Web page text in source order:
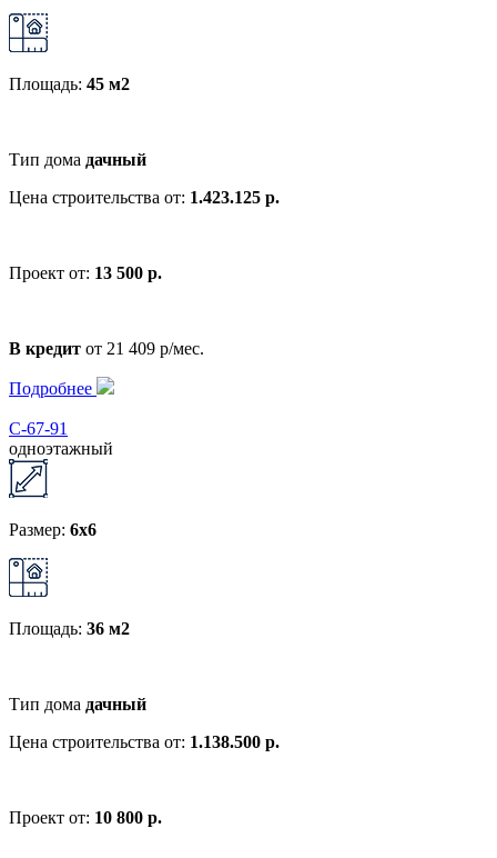
Площадь: 45 м2
Тип дома дачный
Цена строительства от: 1.423.125 р.
Проект от: 13 500 р.
В кредит от 21 409 р/мес.
Подробнее
С-67-91
одноэтажный
Размер: 6x6
Площадь: 36 м2
Тип дома дачный
Цена строительства от: 1.138.500 р.
Проект от: 10 800 р.